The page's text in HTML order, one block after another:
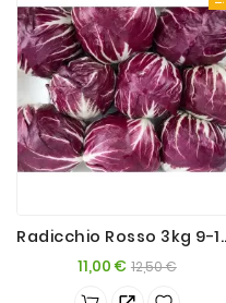
Radicchio
11,00 € Prezzo
12,50 €Prezzo